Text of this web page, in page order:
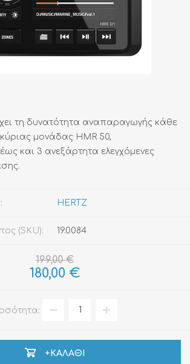
τη δυνατότητα αναπαραγωγής κάθε
κύριας μονάδας HMR 50,
και 3 ανεξάρτητα ελεγχόμενες
HERTZ
(SKU): 19.0084
199,00 €
180,00 €
+ΚΑΛΆΘΙ